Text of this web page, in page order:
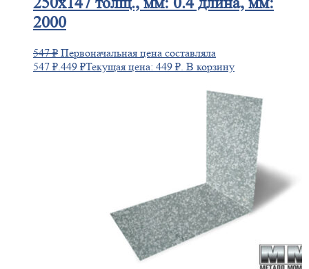
2000
547₽ Первоначальная цена составляла
547 ₽. 449 ₽Текущая цена: 449 ₽. В корзину